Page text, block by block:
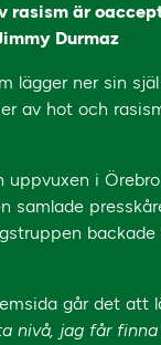
är
Durmaz
lägger ner sin
av hot och
uppvuxen i
samlade
går det att
nivå, jag får